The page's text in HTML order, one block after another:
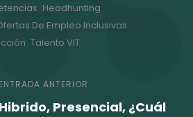
Headhunting
De Empleo Inclusivas
Talento VIT
Entrada
anterior
ENTRADA ANTERIOR
Presencial, ¿Cuál